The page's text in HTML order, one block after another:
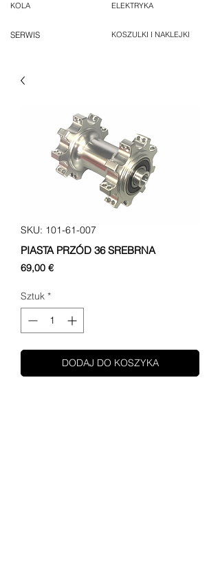
KOLA
SERWIS
ELEKTRYKA
KOSZULKI I NAKLEJKI
SKU: 101-61-007
PIASTA PRZÓD 36 SREBRNA
69,00 €Cena
Sztuk *
DODAJ DO KOSZYKA